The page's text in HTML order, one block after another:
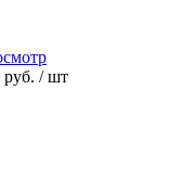
руб. / шт